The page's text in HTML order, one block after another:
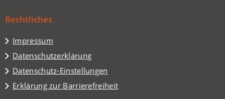
neuen
Rechtliches
Impressum
Datenschutzerklärung
Datenschutz-Einstellungen
Erklärung zur Barrierefreiheit